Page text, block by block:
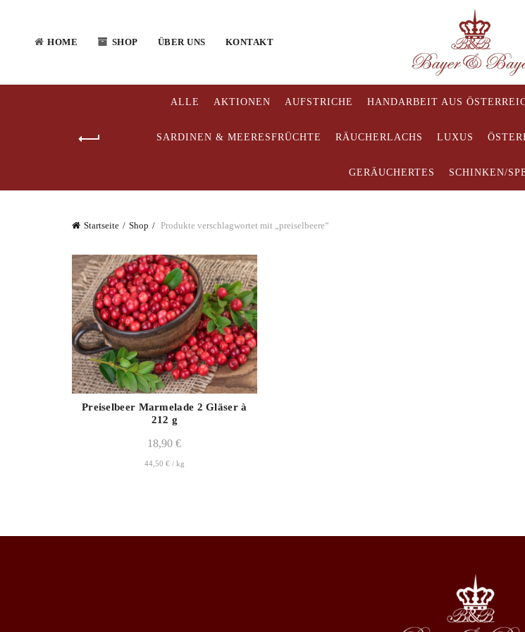
HOME SHOP ÜBER UNS KONTAKT
ALLE AKTIONEN AUFSTRICHE HANDARBEIT AUS
SARDINEN & MEERESFRÜCHTE RÄUCHERLACHS LUXUS
GERÄUCHERTES SCHINKEN/
Startseite Shop Produkte verschlagwortet mit „preiselbeere“
Preiselbeer Marmelade 2 Gläser à
212 g
18,90€
44,50 €/ kg